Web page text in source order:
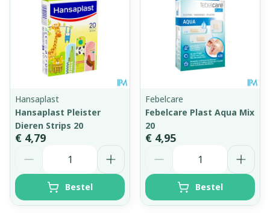
Hansaplast
Hansaplast Pleister
Dieren Strips 20
€ 4,79
Bestel
Febelcare
Febelcare Plast Aqua Mix
20
€ 4,95
Bestel